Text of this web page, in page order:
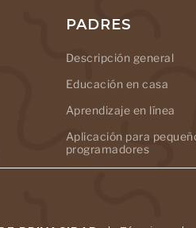
PADRES
Descripción general
Educación en casa
Aprendizaje en línea
Aplicación para
programadores